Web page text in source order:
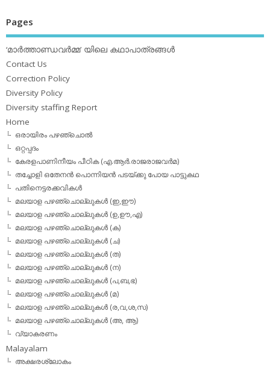
Pages
‘മാര്‍ത്താണ്ഡവര്‍മ്മ’ യിലെ കഥാപാത്രങ്ങള്‍
Contact Us
Correction Policy
Diversity Policy
Diversity staffing Report
Home
ഒരായിരം പഴഞ്ചൊല്‍
ഒറ്റപ്പദം
കേരളപാണിനീയം പീഠിക (എ.ആര്‍.രാജരാജവര്‍മ)
തച്ചോളി ഒതേനൻ പൊന്നിയൻ പടയ്‌ക്കു പോയ പാട്ടുകഥ
പതിനെട്ടരക്കവികള്‍
മലയാള പഴഞ്ചൊല്ലുകള്‍ (ഇ,ഈ)
മലയാള പഴഞ്ചൊല്ലുകള്‍ (ഉ,ഊ,എ)
മലയാള പഴഞ്ചൊല്ലുകള്‍ (ക)
മലയാള പഴഞ്ചൊല്ലുകള്‍ (ച)
മലയാള പഴഞ്ചൊല്ലുകള്‍ (ത)
മലയാള പഴഞ്ചൊല്ലുകള്‍ (ന)
മലയാള പഴഞ്ചൊല്ലുകള്‍ (പ,ബ,ഭ)
മലയാള പഴഞ്ചൊല്ലുകള്‍ (മ)
മലയാള പഴഞ്ചൊല്ലുകള്‍ (ര,വ,ശ,സ)
മലയാള പഴഞ്ചൊല്ലുകൾ (അ, ആ)
വ്യാകരണം
Malayalam
അക്ഷരശ്ലോകം